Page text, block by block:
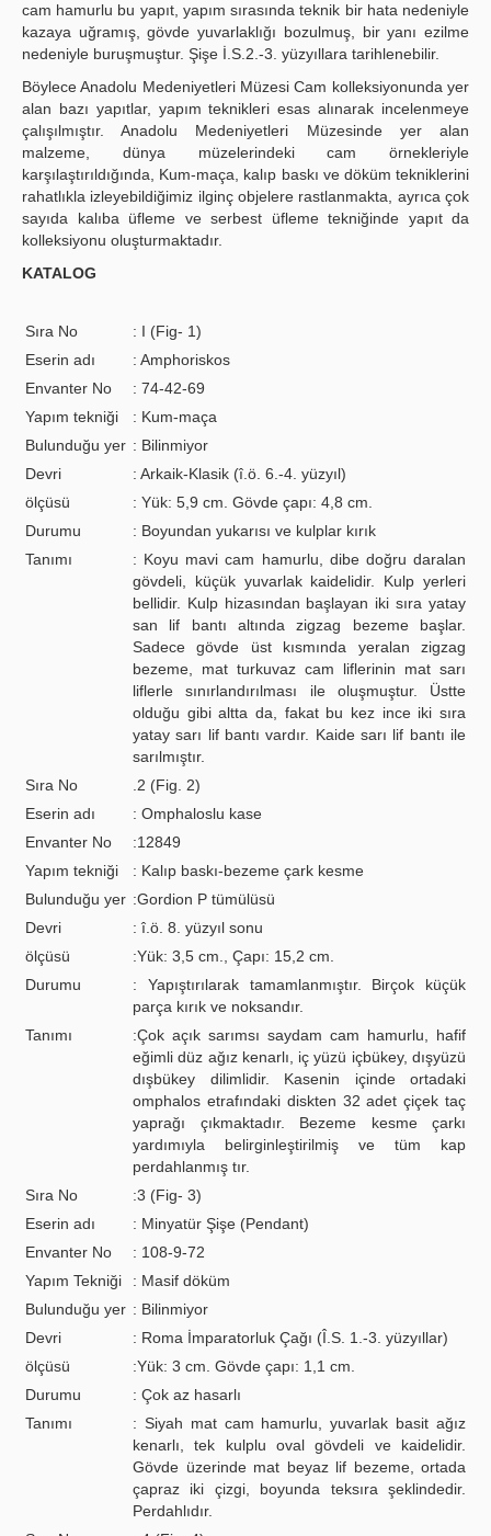
cam hamurlu bu yapıt, yapım sırasında teknik bir hata nedeniyle
kazaya uğramış, gövde yuvarlaklığı bozulmuş, bir yanı ezilme
nedeniyle buruşmuştur. Şişe İ.S.2.-3. yüzyıllara tarihlenebilir.
Böylece Anadolu Medeniyetleri Müzesi Cam kolleksiyonunda yer
alan bazı yapıtlar, yapım teknikleri esas alınarak incelenmeye
çalışılmıştır. Anadolu Medeniyetleri Müzesinde yer alan
malzeme, dünya müzelerindeki cam örnekleriyle
karşılaştırıldığında, Kum-maça, kalıp baskı ve döküm tekniklerini
rahatlıkla izleyebildiğimiz ilginç objelere rastlanmakta, ayrıca çok
sayıda kalıba üfleme ve serbest üfleme tekniğinde yapıt da
kolleksiyonu oluşturmaktadır.
KATALOG
Sıra No
: I (Fig- 1)
Eserin adı
: Amphoriskos
Envanter No
: 74-42-69
Yapım tekniği
: Kum-maça
Bulunduğu yer : Bilinmiyor
Devri
: Arkaik-Klasik (î.ö. 6.-4. yüzyıl)
ölçüsü
: Yük: 5,9 cm. Gövde çapı: 4,8 cm.
Durumu
: Boyundan yukarısı ve kulplar kırık
Tanımı
: Koyu mavi cam hamurlu, dibe doğru daralan
gövdeli, küçük yuvarlak kaidelidir. Kulp yerleri
bellidir. Kulp hizasından başlayan iki sıra yatay
san lif bantı altında zigzag bezeme başlar.
Sadece gövde üst kısmında yeralan zigzag
bezeme, mat turkuvaz cam liflerinin mat sarı
liflerle sınırlandırılması ile oluşmuştur. Üstte
olduğu gibi altta da, fakat bu kez ince iki sıra
yatay sarı lif bantı vardır. Kaide sarı lif bantı ile
sarılmıştır.
Sıra No
.2 (Fig. 2)
Eserin adı
: Omphaloslu kase
Envanter No
:12849
Yapım tekniği
: Kalıp baskı-bezeme çark kesme
Bulunduğu yer :Gordion P tümülüsü
Devri
: î.ö. 8. yüzyıl sonu
ölçüsü
:Yük: 3,5 cm., Çapı: 15,2 cm.
Durumu
: Yapıştırılarak tamamlanmıştır. Birçok küçük
parça kırık ve noksandır.
Tanımı
:Çok açık sarımsı saydam cam hamurlu, hafif
eğimli düz ağız kenarlı, iç yüzü içbükey, dışyüzü
dışbükey dilimlidir. Kasenin içinde ortadaki
omphalos etrafındaki diskten 32 adet çiçek taç
yaprağı çıkmaktadır. Bezeme kesme çarkı
yardımıyla belirginleştirilmiş ve tüm kap
perdahlanmış tır.
Sıra No
:3 (Fig- 3)
Eserin adı
: Minyatür Şişe (Pendant)
Envanter No
: 108-9-72
Yapım Tekniği
: Masif döküm
Bulunduğu yer : Bilinmiyor
Devri
: Roma İmparatorluk Çağı (Î.S. 1.-3. yüzyıllar)
ölçüsü
:Yük: 3 cm. Gövde çapı: 1,1 cm.
Durumu
: Çok az hasarlı
Tanımı
: Siyah mat cam hamurlu, yuvarlak basit ağız
kenarlı, tek kulplu oval gövdeli ve kaidelidir.
Gövde üzerinde mat beyaz lif bezeme, ortada
çapraz iki çizgi, boyunda teksıra şeklindedir.
Perdahlıdır.